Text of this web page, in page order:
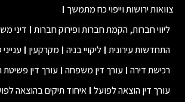
ירושות וייפוי כח מתמשך
חברות, הקמת חברות ופירוק חברות דיני משפחה
עירונית ליקויי בניה מקרקעין ענייני
דירה עורך דין משפחה עורך דין פשיטת רגל
דין הוצאה לפועל איחוד תיקים בהוצאה לפועל